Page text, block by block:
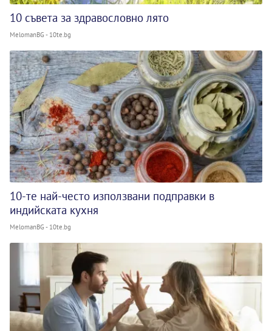
10 съвета за здравословно лято
MelomanBG - 10te.bg
10-те най-често използвани подправки в
индийската кухня
MelomanBG - 10te.bg